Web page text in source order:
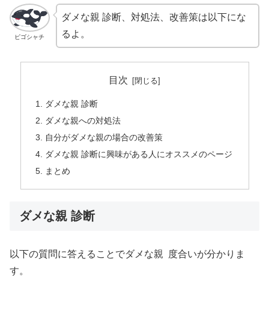
ピゴシャチ
ダメな親 診断、対処法、改善策は以下にな
るよ。
目次
ダメな親 診断
ダメな親への対処法
自分がダメな親の場合の改善策
ダメな親 診断に興味がある人にオススメのページ
まとめ
ダメな親 診断
以下の質問に答えることでダメな親 度合いが分かりま
す。